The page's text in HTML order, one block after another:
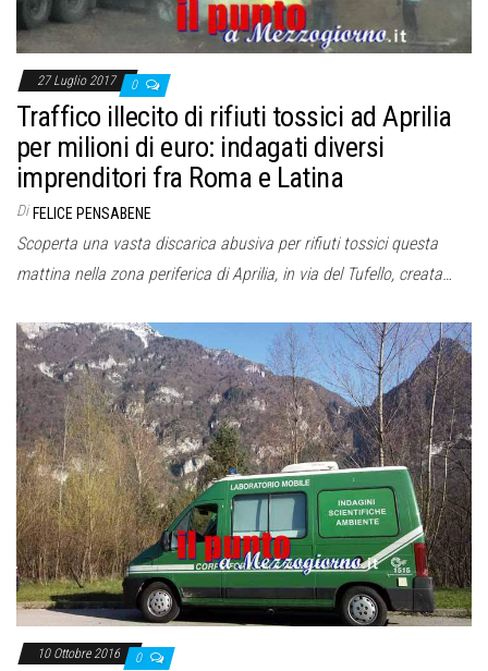
27 Luglio 2017 0
Traffico illecito di rifiuti tossici ad Aprilia
per milioni di euro: indagati diversi
imprenditori fra Roma e Latina
Di FELICE PENSABENE
Scoperta una vasta discarica abusiva per rifiuti tossici questa
mattina nella zona periferica di Aprilia, in via del Tufello, creata…
10 Ottobre 2016 0